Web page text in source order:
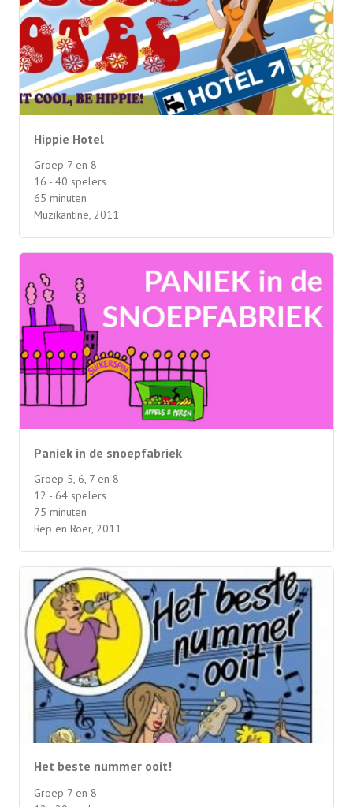
Hippie Hotel
Groep 7 en 8
16 - 40 spelers
65 minuten
Muzikantine, 2011
Paniek in de snoepfabriek
Groep 5, 6, 7 en 8
12 - 64 spelers
75 minuten
Rep en Roer, 2011
Het beste nummer ooit!
Groep 7 en 8